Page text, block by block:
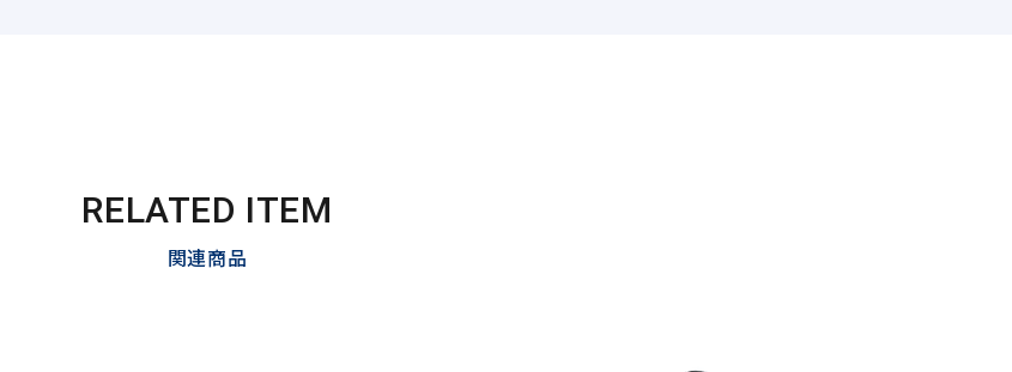
RELATED ITEM
関連商品